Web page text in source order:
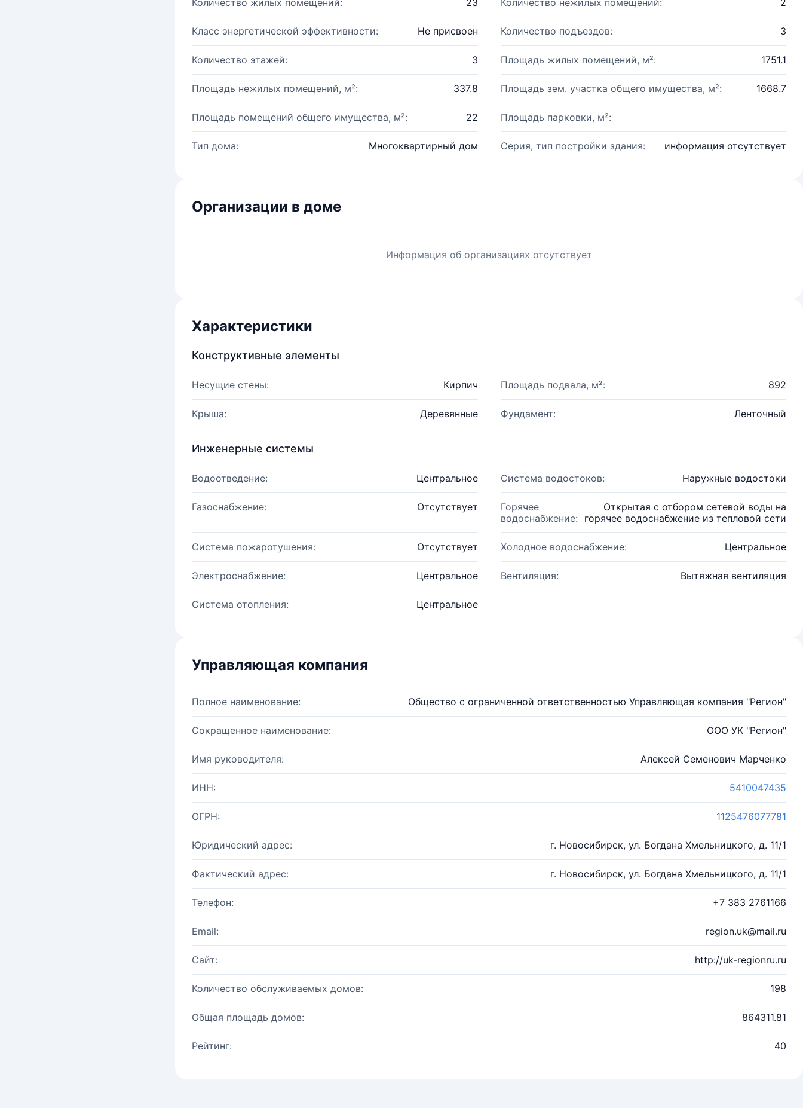
Количество жилых помещений: 23 Количество нежилых помещений: 2
Класс энергетической эффективности: Не присвоен Количество подъездов: 3
Количество этажей: 3 Площадь жилых помещений, м²: 1751.1
Площадь нежилых помещений, м²: 337.8 Площадь зем. участка общего имущества, м²: 1668.7
Площадь помещений общего имущества, м²: 22 Площадь парковки, м²:
Тип дома: Многоквартирный дом Серия, тип постройки здания: информация отсутствует
Организации в доме
Информация об организациях отсутствует
Характеристики
Конструктивные элементы
Несущие стены: Кирпич Площадь подвала, м²: 892
Крыша: Деревянные Фундамент: Ленточный
Инженерные системы
Водоотведение: Центральное Система водостоков: Наружные водостоки
Газоснабжение: Отсутствует
Горячее
водоснабжение:
Открытая с отбором сетевой воды на
горячее водоснабжение из тепловой сети
Система пожаротушения: Отсутствует Холодное водоснабжение: Центральное
Электроснабжение: Центральное Вентиляция: Вытяжная вентиляция
Система отопления: Центральное
Управляющая компания
Полное наименование: Общество с ограниченной ответственностью Управляющая компания "Регион"
Сокращенное наименование: ООО УК "Регион"
Имя руководителя: Алексей Семенович Марченко
ИНН: 5410047435
ОГРН: 1125476077781
Юридический адрес: г. Новосибирск, ул. Богдана Хмельницкого, д. 11/1
Фактический адрес: г. Новосибирск, ул. Богдана Хмельницкого, д. 11/1
Телефон: +7 383 2761166
Email: region.uk@mail.ru
Сайт: http://uk-regionru.ru
Количество обслуживаемых домов: 198
Общая площадь домов: 864311.81
Рейтинг: 40